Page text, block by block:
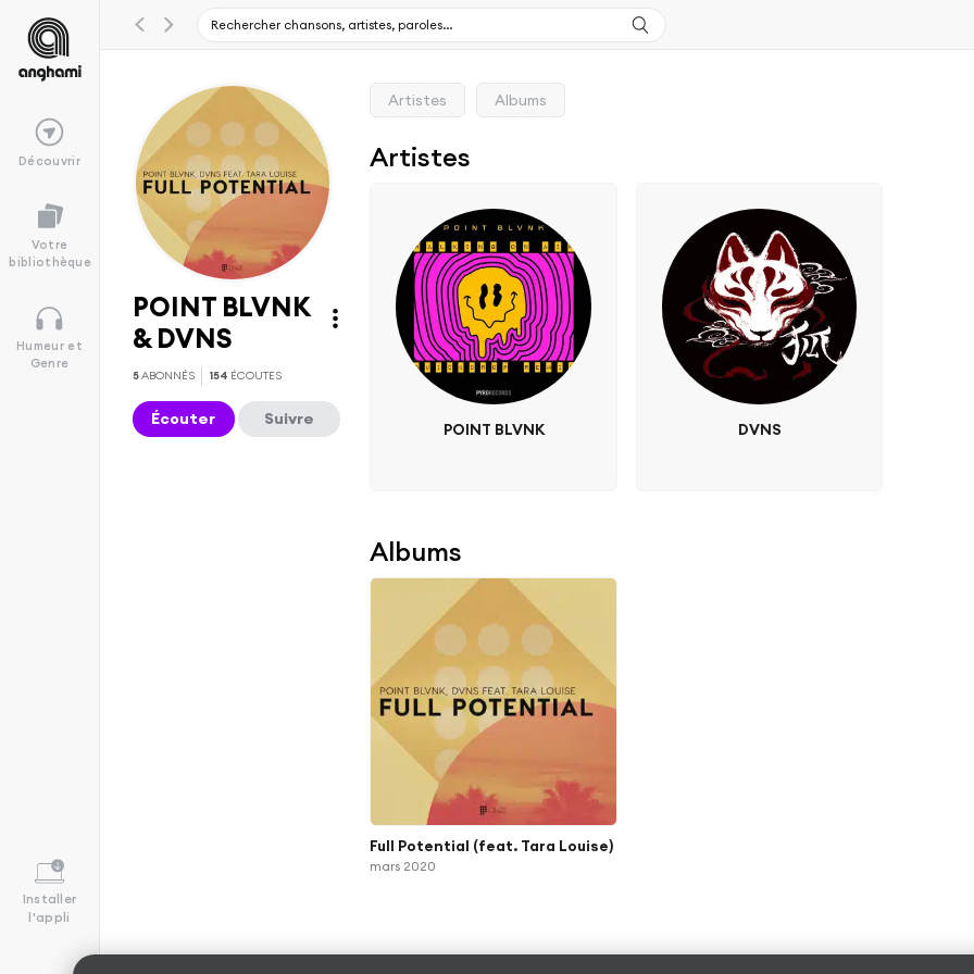
Découvrir
Votre
bibliothèque
Humeur et
Genre
Installer
l'appli
POINT BLVNK
& DVNS
5ABONNÉS 154 ÉCOUTES
Écouter Suivre
Artistes Albums
Artistes
POINT BLVNK DVNS
Albums
Full Potential (feat. Tara Louise)
mars 2020